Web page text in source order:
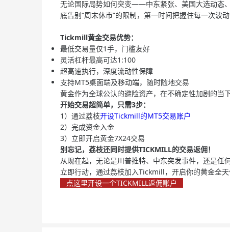
无论国际局势如何突变——中东紧张、美国大选动态
底告别“周末休市”的限制，第一时间把握住每一次波动
Tickmill黄金交易优势：
最低交易量仅1手，门槛友好
灵活杠杆最高可达1:100
超高速执行，深度流动性保障
支持MT5桌面端及移动端，随时随地交易
黄金作为全球公认的避险资产，在不确定性加剧的当
开始交易超简单，只需3步：
1）通过荔枝开设Tickmill的MT5交易账户
2）完成资金入金
3）立即开启黄金7X24交易
别忘记，荔枝还同时提供TICKMILL的交易返佣！
从现在起，无论是川普推特、中东突发事件，还是任
立即行动，通过荔枝加入Tickmill，开启你的黄金全天
点这里开设一个TICKMILL返佣账户